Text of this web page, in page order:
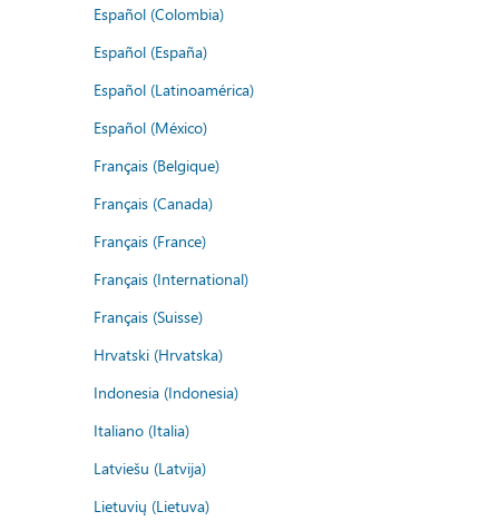
Español (Colombia)
Español (España)
Español (Latinoamérica)
Español (México)
Français (Belgique)
Français (Canada)
Français (France)
Français (International)
Français (Suisse)
Hrvatski (Hrvatska)
Indonesia (Indonesia)
Italiano (Italia)
Latviešu (Latvija)
Lietuvių (Lietuva)